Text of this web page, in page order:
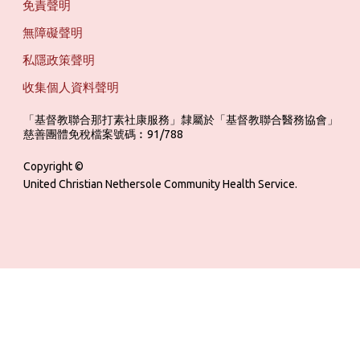
免責聲明
無障礙聲明
私隱政策聲明
收集個人資料聲明
「基督教聯合那打素社康服務」隸屬於「基督教聯合醫務協會」
慈善團體免稅檔案號碼︰91/788
Copyright ©
United Christian Nethersole Community Health Service.